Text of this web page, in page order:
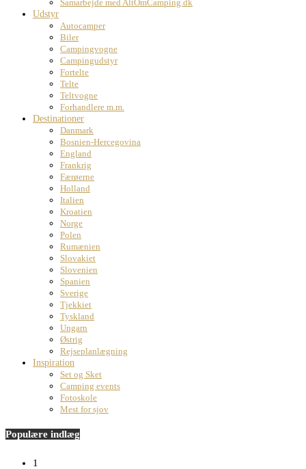
Samarbejde med AltOmCamping.dk
Udstyr
Autocamper
Biler
Campingvogne
Campingudstyr
Fortelte
Telte
Teltvogne
Forhandlere m.m.
Destinationer
Danmark
Bosnien-Hercegovina
England
Frankrig
Færøerne
Holland
Italien
Kroatien
Norge
Polen
Rumænien
Slovakiet
Slovenien
Spanien
Sverige
Tjekkiet
Tyskland
Ungarn
Østrig
Rejseplanlægning
Inspiration
Set og Sket
Camping events
Fotoskole
Mest for sjov
Populære indlæg
1